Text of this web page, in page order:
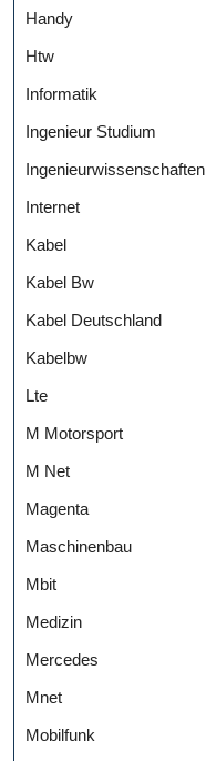
Handy
Htw
Informatik
Ingenieur Studium
Ingenieurwissenschaften
Internet
Kabel
Kabel Bw
Kabel Deutschland
Kabelbw
Lte
M Motorsport
M Net
Magenta
Maschinenbau
Mbit
Medizin
Mercedes
Mnet
Mobilfunk